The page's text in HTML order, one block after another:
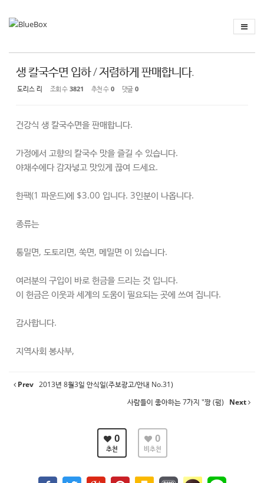
생 칼국수면 입하 / 저렴하게 판매합니다.
도리스 리 조회 수 3821 추천 수 0 댓글 0
건강식 생 칼국수면을 판매합니다.
가정에서 고향의 칼국수 맛을 즐길 수 있습니다.
야채수에다 감자넣고 맛있게 끊여 드세요.
한팩(1 파운드)에 $3.00 입니다. 3인분이 나옵니다.
종류는
통밀면, 도토리면, 쑥면, 메밀면 이 있습니다.
여러분의 구입이 바로 헌금을 드리는 것 입니다.
이 헌금은 이웃과 세계의 도움이 필요되는 곳에 쓰여 집니다.
감사합니다.
지역사회 봉사부,
Prev 2013년 8월3일 안식일(주보광고/안내 No.31)
사람들이 좋아하는 7가지 "짱 (펌)
Next
0
추천
0
비추천
스케치북5
스케치북5